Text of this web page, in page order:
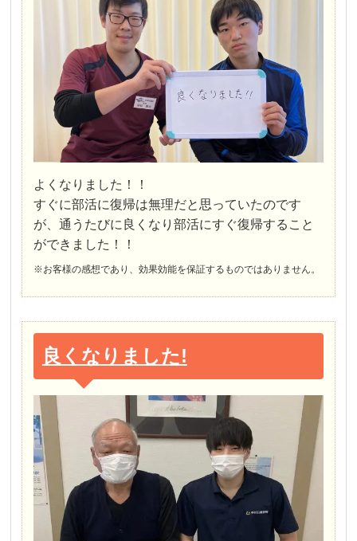
よくなりました！！
すぐに部活に復帰は無理だと思っていたのです
が、通うたびに良くなり部活にすぐ復帰すること
ができました！！
※お客様の感想であり、効果効能を保証するものではありません。
良くなりました!